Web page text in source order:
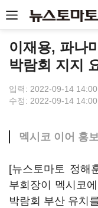
이재용, 파나
박람회 지지
입력: 2022-09-14
수정: 2022-09-14
멕시코 이어 홍
[뉴스토마토 정해
부회장이 멕시코
박람회 부산 유치